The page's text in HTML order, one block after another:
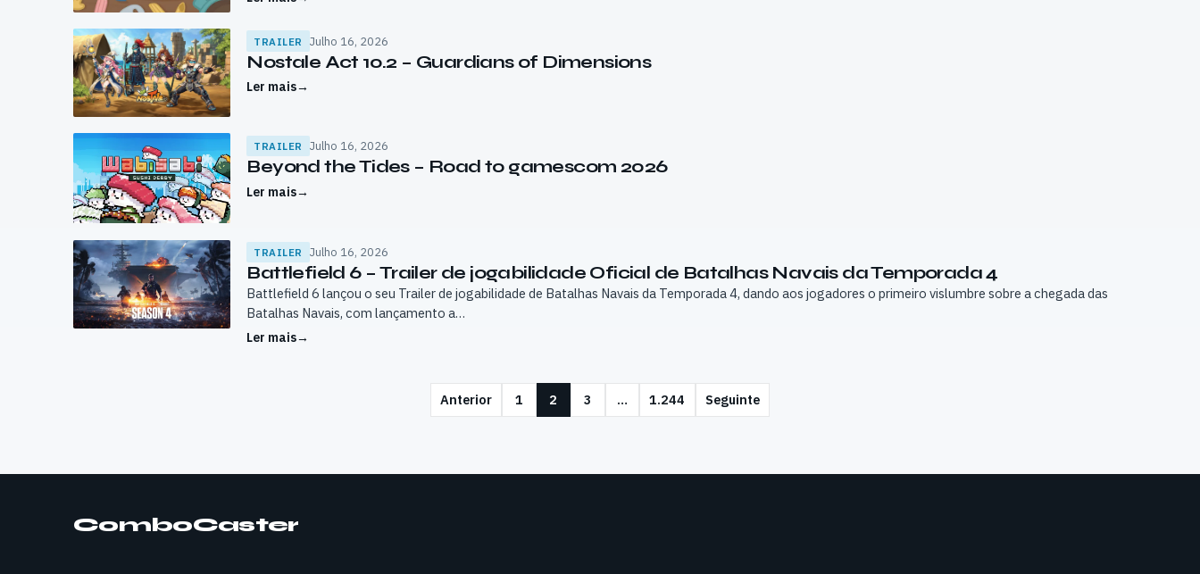
TRAILER Julho 16, 2026
Nostale Act 10.2 – Guardians of Dimensions
Ler mais→
TRAILER Julho 16, 2026
Beyond the Tides – Road to gamescom 2026
Ler mais→
TRAILER Julho 16, 2026
Battlefield 6 – Trailer de jogabilidade Oficial de Batalhas Navais da Temporada 4
Battlefield 6 lançou o seu Trailer de jogabilidade de Batalhas Navais da Temporada 4, dando aos jogadores o primeiro vislumbre sobre a chegada das
Batalhas Navais, com lançamento a…
Ler mais→
Anterior 1 2 3 … 1.244 Seguinte
ComboCaster